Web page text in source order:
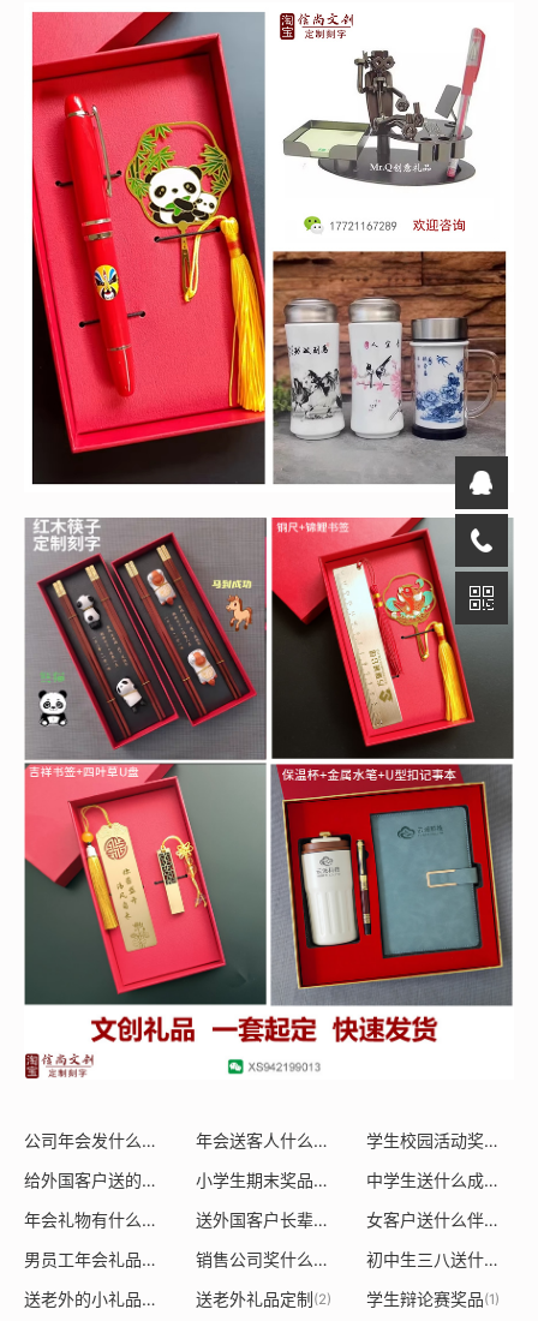
公司年会发什么礼品好? (1) 年会送客人什么小礼品 (1) 学生校园活动奖品清单
给外国客户送的圣诞礼物有哪些 (1) 小学生期末奖品送什么好 (1)
中学生送什么成长礼物合适
年会礼物有什么礼品卡好看
(1) 送外国客户长辈礼物送什么好 (1)
女客户送什么伴手礼比较好
男员工年会礼品送什么合适
(1) 销售公司奖什么礼品好一点 (1) 初中生三八送什么礼物
送老外的小礼品什么合适 (4)
送老外礼品定制(2) 学生辩论赛奖品(1)